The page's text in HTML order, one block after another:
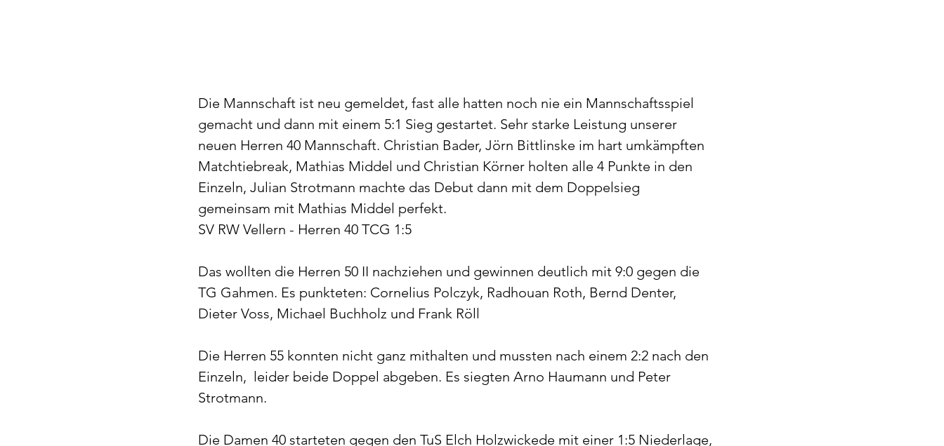
Die Mannschaft ist neu gemeldet, fast alle hatten noch nie ein Mannschaftsspiel
gemacht und dann mit einem 5:1 Sieg gestartet. Sehr starke Leistung unserer
neuen Herren 40 Mannschaft. Christian Bader, Jörn Bittlinske im hart umkämpften
Matchtiebreak, Mathias Middel und Christian Körner holten alle 4 Punkte in den
Einzeln, Julian Strotmann machte das Debut dann mit dem Doppelsieg
gemeinsam mit Mathias Middel perfekt.
SV RW Vellern - Herren 40 TCG 1:5
Das wollten die Herren 50 II nachziehen und gewinnen deutlich mit 9:0 gegen die
TG Gahmen. Es punkteten: Cornelius Polczyk, Radhouan Roth, Bernd Denter,
Dieter Voss, Michael Buchholz und Frank Röll
Die Herren 55 konnten nicht ganz mithalten und mussten nach einem 2:2 nach den
Einzeln,  leider beide Doppel abgeben. Es siegten Arno Haumann und Peter
Strotmann.
Die Damen 40 starteten gegen den TuS Elch Holzwickede mit einer 1:5 Niederlage,